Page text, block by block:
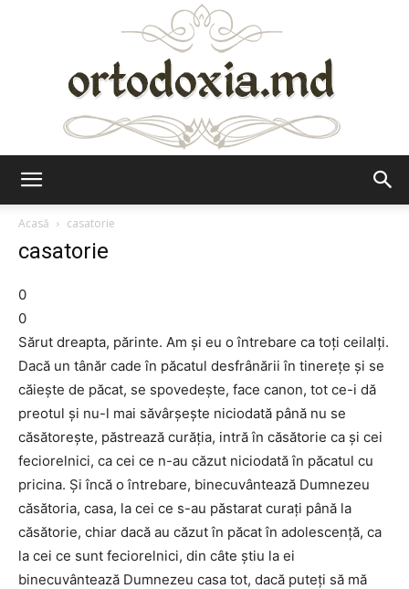
Acasă
casatorie
casatorie
0
0
Sărut dreapta, părinte. Am şi eu o întrebare ca toţi ceilalţi.
Dacă un tânăr cade în păcatul desfrânării în tinereţe şi se
căieşte de păcat, se spovedeşte, face canon, tot ce-i dă
preotul şi nu-l mai săvârşeşte niciodată până nu se
căsătoreşte, păstrează curăţia, intră în căsătorie ca şi cei
feciorelnici, ca cei ce n-au căzut niciodată în păcatul cu
pricina. Şi încă o întrebare, binecuvântează Dumnezeu
căsătoria, casa, la cei ce s-au păstarat curaţi până la
căsătorie, chiar dacă au căzut în păcat în adolescenţă, ca
la cei ce sunt feciorelnici, din câte ştiu la ei
binecuvântează Dumnezeu casa tot, dacă puteţi să mă